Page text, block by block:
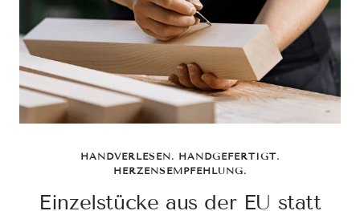
HANDVERLESEN. HANDGEFERTIGT.
HERZENSEMPFEHLUNG.
Einzelstücke aus der EU statt